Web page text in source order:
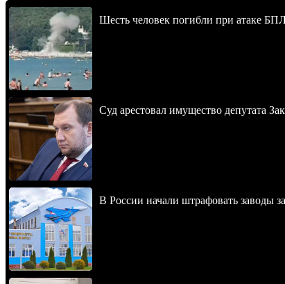
Шесть человек погибли при атаке
Суд арестовал имущество депутата
В России начали штрафовать заводы